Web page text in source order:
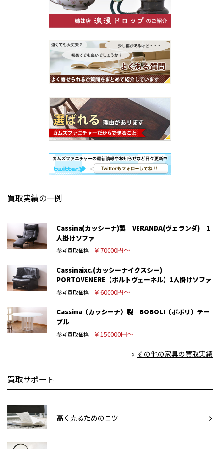
買取実績の一例
Cassina(カッシーナ)製 VERANDA(ヴェランダ) 1
人掛けソファ
参考買取価格 ￥70000円～
Cassinaixc.(カッシーナイクスシー)
PORTOVENERE（ポルトヴェーネル）1人掛けソファ
参考買取価格 ￥60000円～
Cassina（カッシーナ）製 BOBOLI（ボボリ）テー
ブル
参考買取価格 ￥150000円～
その他の家具の買取実績
買取サポート
高く売るためのコツ